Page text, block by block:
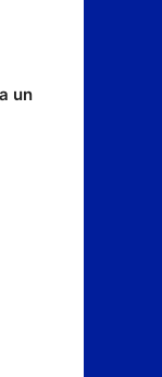
un